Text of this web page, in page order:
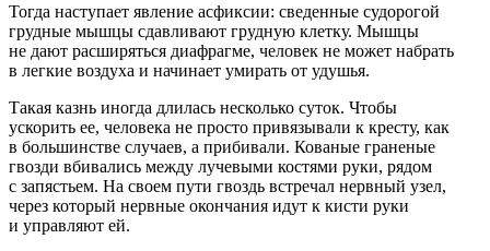
Тогда наступает явление асфиксии: сведенные судорогой
грудные мышцы сдавливают грудную клетку. Мышцы
не дают расширяться диафрагме, человек не может набрать
в легкие воздуха и начинает умирать от удушья.
Такая казнь иногда длилась несколько суток. Чтобы
ускорить ее, человека не просто привязывали к кресту, как
в большинстве случаев, а прибивали. Кованые граненые
гвозди вбивались между лучевыми костями руки, рядом
с запястьем. На своем пути гвоздь встречал нервный узел,
через который нервные окончания идут к кисти руки
и управляют ей.